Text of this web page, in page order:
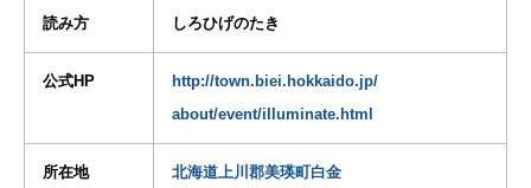
読み方 しろひげのたき
公式HP
http://town.biei.hokkaido.jp/
about/event/illuminate.html
所在地 北海道上川郡美瑛町白金